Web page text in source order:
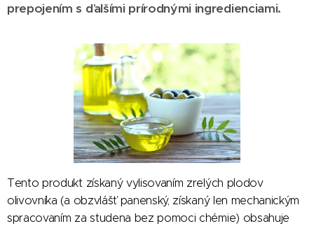
prepojením s ďalšími prírodnými ingredienciami.
Tento produkt získaný vylisovaním zrelých plodov
olivovníka (a obzvlášť panenský, získaný len mechanickým
spracovaním za studena bez pomoci chémie) obsahuje